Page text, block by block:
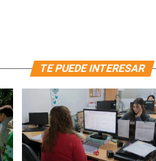
TE PUEDE INTERESAR